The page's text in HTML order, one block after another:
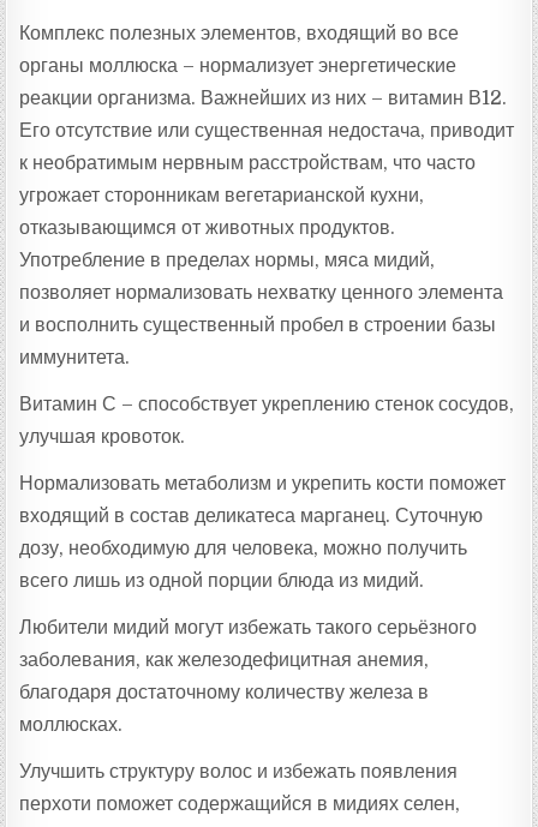
Комплекс полезных элементов, входящий во все
органы моллюска – нормализует энергетические
реакции организма. Важнейших из них – витамин В12.
Его отсутствие или существенная недостача, приводит
к необратимым нервным расстройствам, что часто
угрожает сторонникам вегетарианской кухни,
отказывающимся от животных продуктов.
Употребление в пределах нормы, мяса мидий,
позволяет нормализовать нехватку ценного элемента
и восполнить существенный пробел в строении базы
иммунитета.
Витамин С – способствует укреплению стенок сосудов,
улучшая кровоток.
Нормализовать метаболизм и укрепить кости поможет
входящий в состав деликатеса марганец. Суточную
дозу, необходимую для человека, можно получить
всего лишь из одной порции блюда из мидий.
Любители мидий могут избежать такого серьёзного
заболевания, как железодефицитная анемия,
благодаря достаточному количеству железа в
моллюсках.
Улучшить структуру волос и избежать появления
перхоти поможет содержащийся в мидиях селен,